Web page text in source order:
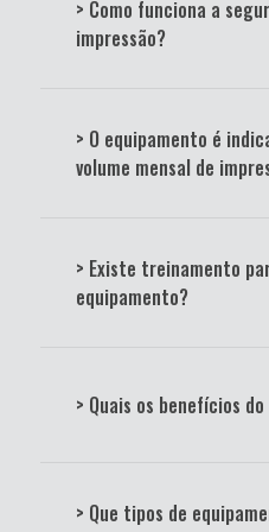
casos, integração com
> Como funciona a
impressão?
cartão ou PIN, para
confidenciais.
> O equipamento é
volume mensal de
impressões da sua
> Existe treinamento
equipamento?
treinamentos para que os
os recursos disponíveis.
> Quais os benefícios
recursos.
> Que tipos de